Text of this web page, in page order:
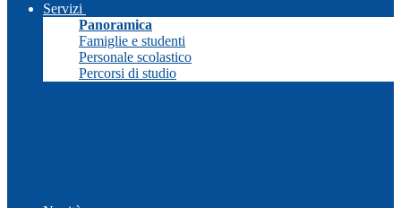
Servizi
Panoramica
Famiglie e studenti
Personale scolastico
Percorsi di studio